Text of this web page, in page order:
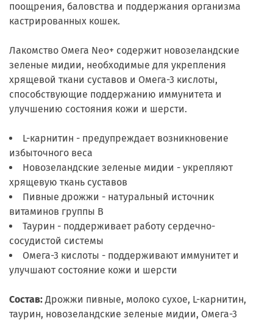
поощрения, баловства и поддержания организма
кастрированных кошек.
Лакомство Омега Neo+ содержит новозеландские
зеленые мидии, необходимые для укрепления
хрящевой ткани суставов и Омега-3 кислоты,
способствующие поддержанию иммунитета и
улучшению состояния кожи и шерсти.
L-карнитин - предупреждает возникновение
избыточного веса
Новозеландские зеленые мидии - укрепляют
хрящевую ткань суставов
Пивные дрожжи - натуральный источник
витаминов группы В
Таурин - поддерживает работу сердечно-
сосудистой системы
Омега-3 кислоты - поддерживают иммунитет и
улучшают состояние кожи и шерсти
Состав:Дрожжи пивные, молоко сухое, L-карнитин,
таурин, новозеландские зеленые мидии, Омега-3